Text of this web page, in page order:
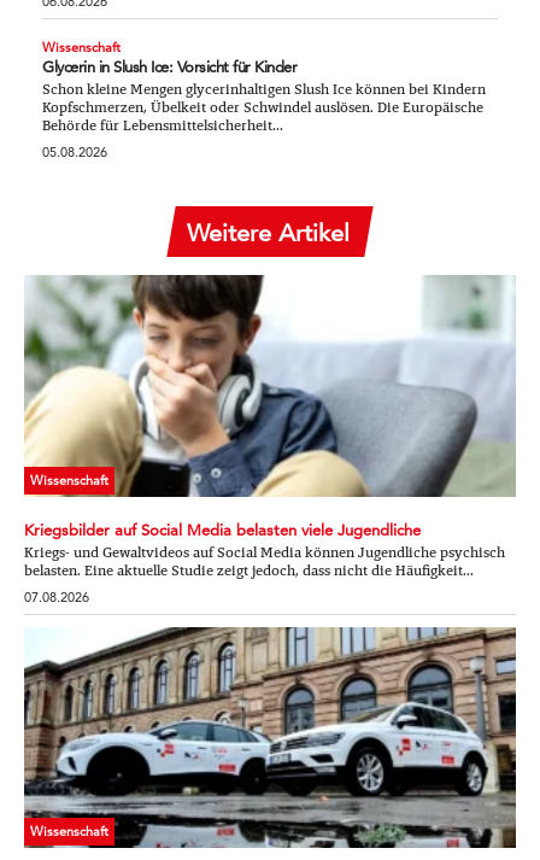
Wissenschaft
Glycerin in Slush Ice: Vorsicht für Kinder
Schon kleine Mengen glycerinhaltigen Slush Ice können bei Kindern
Kopfschmerzen, Übelkeit oder Schwindel auslösen. Die Europäische
Behörde für Lebensmittelsicherheit...
05.08.2026
Weitere Artikel
Wissenschaft
Kriegsbilder auf Social Media belasten viele Jugendliche
Kriegs- und Gewaltvideos auf Social Media können Jugendliche psychisch
belasten. Eine aktuelle Studie zeigt jedoch, dass nicht die Häufigkeit...
07.08.2026
Wissenschaft